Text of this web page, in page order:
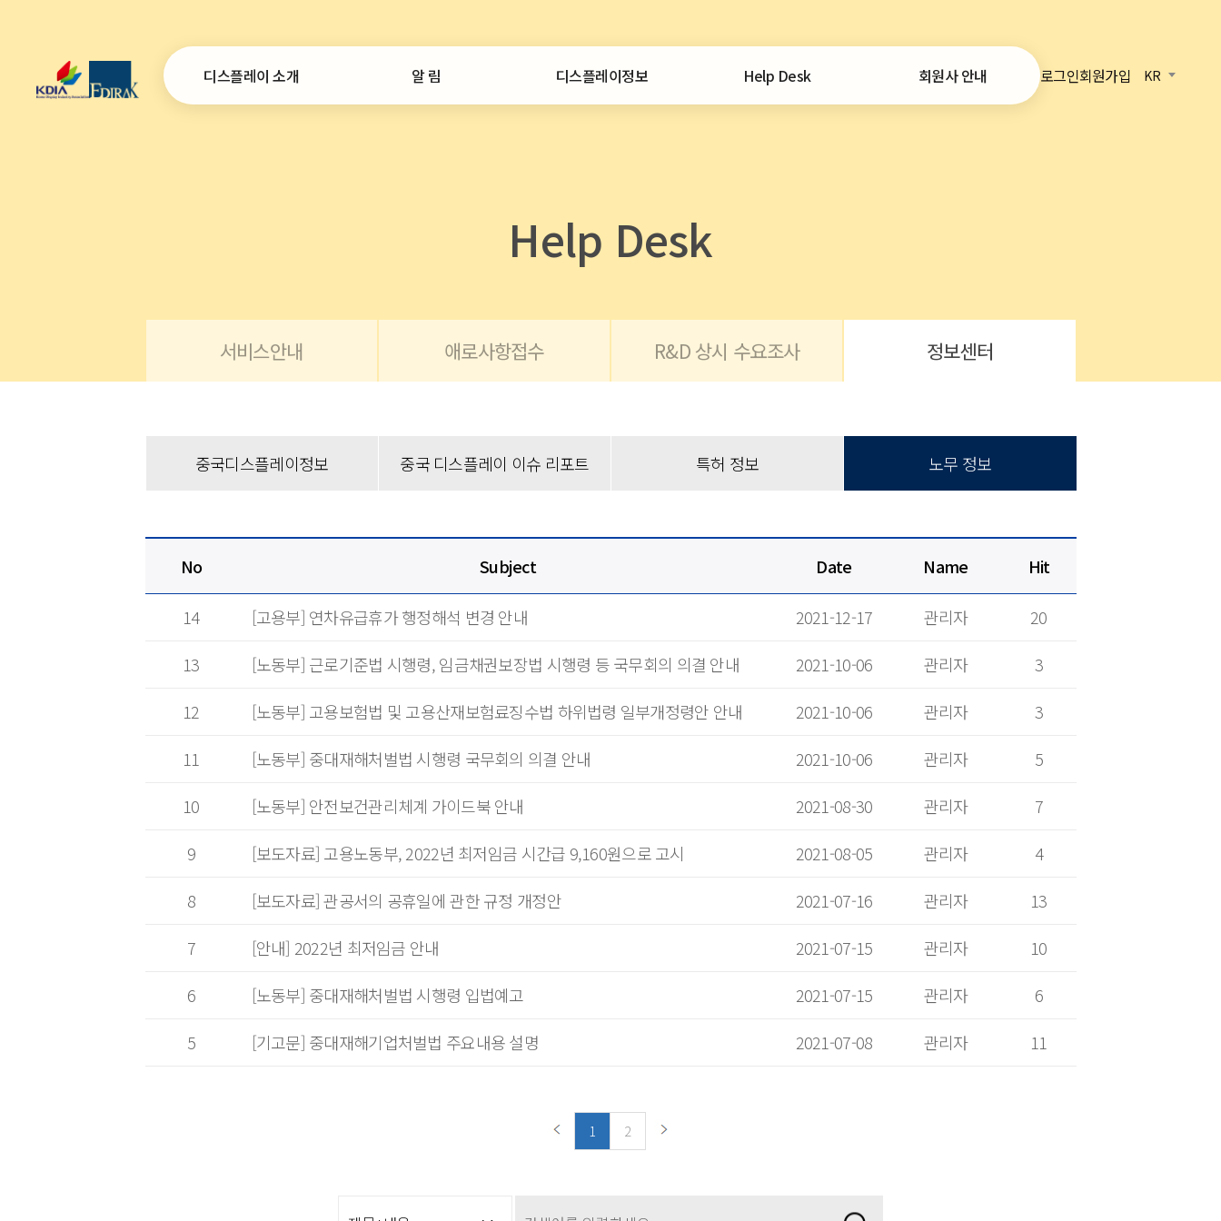
디스플레이 소개 알 림 디스플레이정보 Help Desk
회원사 안내
회원사동정
CEO인사이트
자료 문의
협회발간
산업정책 정보
품목분류 가이드
중국 디스플레이 이슈 리포트
로그인회원가입 KR
Help Desk
서비스안내 애로사항접수 R&D 상시 수요조사 정보센터
중국디스플레이정보 중국 디스플레이 이슈 리포트 특허 정보 노무 정보
No Subject Date Name Hit
14 [고용부] 연차유급휴가 행정해석 변경 안내 2021-12-17 관리자
20
13
[노동부] 근로기준법 시행령, 임금채권보장법 시행령 등 국무회의 의결 안내 2021-10-06 관리자
3
12
[노동부] 고용보험법 및 고용산재보험료징수법 하위법령 일부개정령안 안내 2021-10-06 관리자
3
11
[노동부] 중대재해처벌법 시행령 국무회의 의결 안내 2021-10-06 관리자
5
10
[노동부] 안전보건관리체계 가이드북 안내 2021-08-30 관리자
7
9
[보도자료] 고용노동부, 2022년 최저임금 시간급 9,160원으로 고시 2021-08-05 관리자
4
8
[보도자료] 관공서의 공휴일에 관한 규정 개정안 2021-07-16 관리자
13
7
[안내] 2022년 최저임금 안내 2021-07-15 관리자
10
6
[노동부] 중대재해처벌법 시행령 입법예고 2021-07-15 관리자
6
5
[기고문] 중대재해기업처벌법 주요내용 설명 2021-07-08 관리자 11
1 2